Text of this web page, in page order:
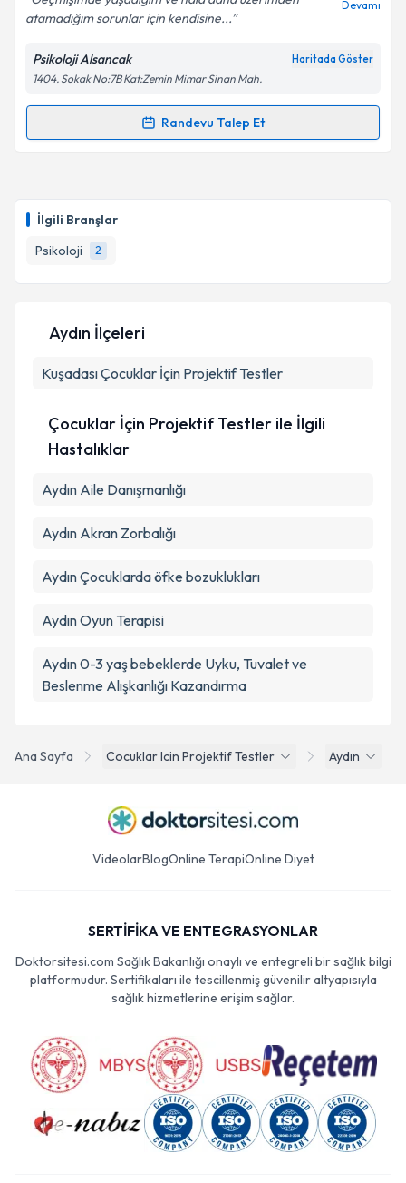
İlgili Branşlar
Psikoloji
2
Kişisel verilerimin işlenmesine ilişkin
Aydınlatma
Metni'ni okudum ve kişisel verilerimin belirtilen
kapsamda işlenmesini kabul ediyorum.
atamadığım sorunlar için kendisine...
Devamı
Psikoloji Alsancak Haritada Göster
1404. Sokak No:7B Kat:Zemin Mimar Sinan Mah.
Randevu Talep Et
Randevu Takvimi Talebi
için bir takvim hazırlandığında e-posta ile
bilgilendireceğiz.
E-posta Adresiniz
Kişisel verilerimin işlenmesine ilişkin
Ana Sayfa Cocuklar Icin Projektif Testler Aydın
Aydın İlçeleri
KuşadasıÇocuklar İçin Projektif Testler
Çocuklar İçin Projektif Testler ile İlgili
Hastalıklar
Aydın Aile Danışmanlığı
Aydın Akran Zorbalığı
Aydın Çocuklarda öfke bozuklukları
Aydın Oyun Terapisi
Aydın 0-3 yaş bebeklerde Uyku, Tuvalet ve
Beslenme Alışkanlığı Kazandırma
VideolarBlogOnline TerapiOnline Diyet
SERTİFİKA VE ENTEGRASYONLAR
Doktorsitesi.com Sağlık Bakanlığı onaylı ve entegreli bir sağlık bilgi
platformudur. Sertifikaları ile tescillenmiş güvenilir altyapısıyla
sağlık hizmetlerine erişim sağlar.